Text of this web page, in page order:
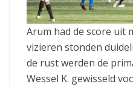
Arum had de score uit
vizieren stonden
de rust werden de
Wessel K. gewisseld